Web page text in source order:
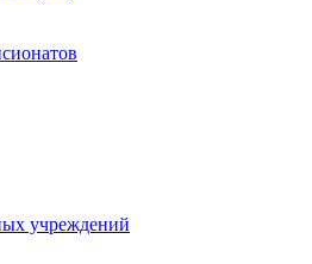
учреждений